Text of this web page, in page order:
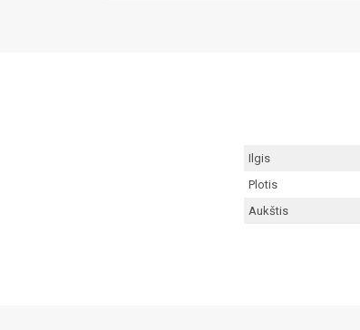
Ilgis
Plotis
Aukštis